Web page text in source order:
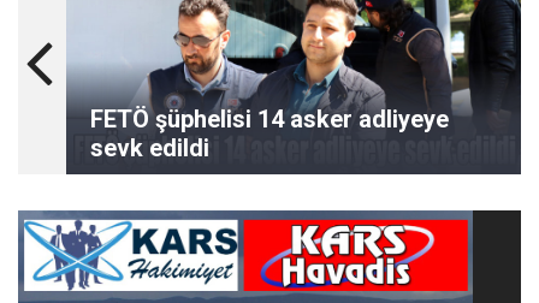
FETÖ şüphelisi 14 asker adliyeye
sevk edildi